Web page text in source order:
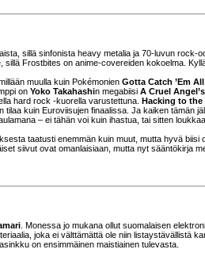
sillä sinfonista heavy metalia ja 70-luvun rock-
Frostbites on anime-covereiden kokoelma.
muulla kuin Pokémonien Gotta Catch ’Em All
on Yoko Takahashin megabiisi A Cruel
hard rock -kuorella varustettuna. Hacking to the
kuin Euroviisujen finaalissa. Ja kaiken tämän
– ei tähän voi kuin ihastua, tai sitten
taatusti enemmän kuin muut, mutta hyvä biisi
siivut ovat omanlaisiaan, mutta nyt sääntökirja
. Monessa jo mukana ollut suomalaisen
joka ei välttämättä ole niin listaystävällistä
on ensimmäinen maistiainen tulevasta.